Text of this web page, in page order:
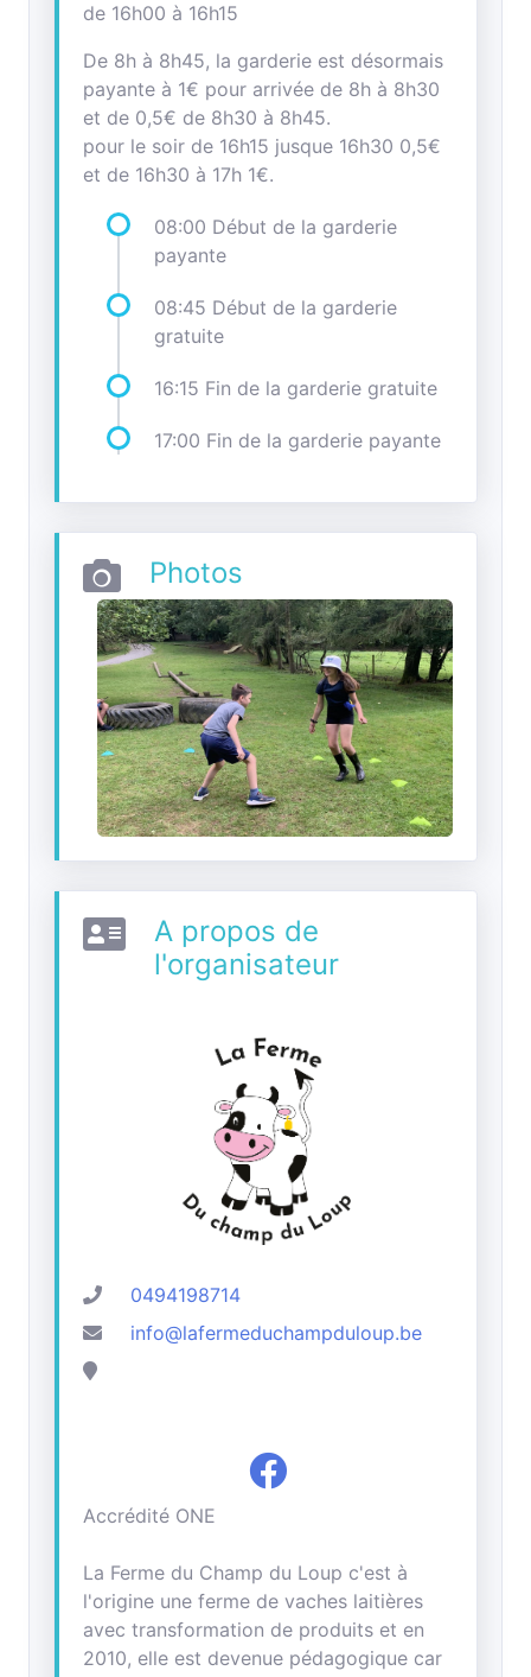
de 16h00 à 16h15
De 8h à 8h45, la garderie est désormais
payante à 1€ pour arrivée de 8h à 8h30
et de 0,5€ de 8h30 à 8h45.
pour le soir de 16h15 jusque 16h30 0,5€
et de 16h30 à 17h 1€.
08:00 Début de la garderie
payante
08:45 Début de la garderie
gratuite
16:15 Fin de la garderie gratuite
17:00 Fin de la garderie payante
Photos
A propos de
l'organisateur
0494198714
info@lafermeduchampduloup.be
Accrédité ONE
La Ferme du Champ du Loup c'est à
l'origine une ferme de vaches laitières
avec transformation de produits et en
2010, elle est devenue pédagogique car